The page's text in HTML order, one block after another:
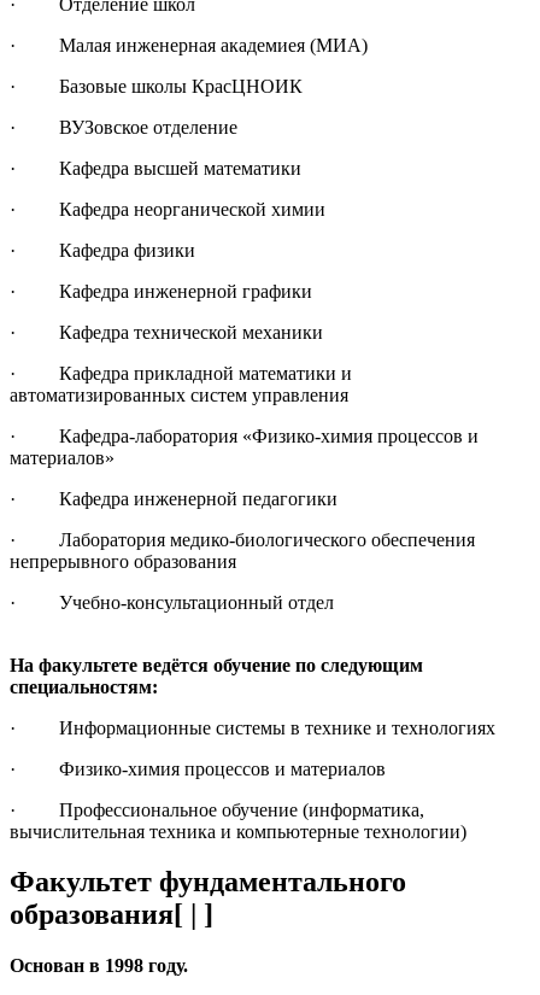
· Малая инженерная академиея (МИА)
· Базовые школы КрасЦНОИК
· ВУЗовское отделение
· Кафедра высшей математики
· Кафедра неорганической химии
· Кафедра физики
· Кафедра инженерной графики
· Кафедра технической механики
· Кафедра прикладной математики и
автоматизированных систем управления
· Кафедра-лаборатория «Физико-химия процессов и
материалов»
· Кафедра инженерной педагогики
· Лаборатория медико-биологического обеспечения
непрерывного образования
· Учебно-консультационный отдел
На факультете ведётся обучение по следующим
специальностям:
· Информационные системы в технике и технологиях
· Физико-химия процессов и материалов
· Профессиональное обучение (информатика,
вычислительная техника и компьютерные технологии)
Факультет фундаментального
образования[ | ]
Основан в 1998 году.